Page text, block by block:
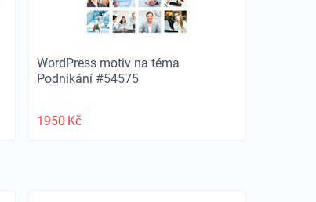
WordPress motiv na téma
Podnikání #54575
1950 Kč